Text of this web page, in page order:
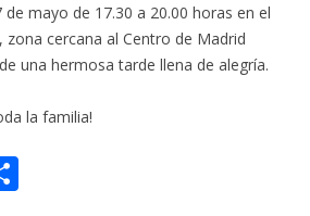
mayo de 17.30 a 20.00 horas en el
zona cercana al Centro de Madrid
una hermosa tarde llena de alegría.
la familia!